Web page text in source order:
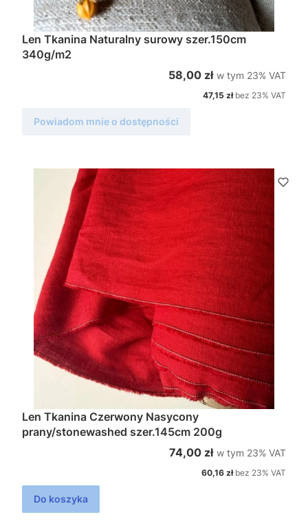
Len Tkanina Naturalny surowy szer.150cm
340g/m2
Cena brutto
58,00 zł w tym %s VAT
w tym 23% VAT
Cena netto
47,15 zł bez 23% VAT
Powiadom mnie o dostępności
Len Tkanina Czerwony Nasycony
prany/stonewashed szer.145cm 200g
Cena brutto
74,00 zł w tym %s VAT
w tym 23% VAT
Cena netto
60,16 zł bez 23% VAT
Do koszyka